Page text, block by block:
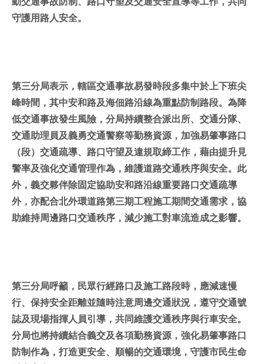
守護用路人安全。
第三分局表示，轄區交通事故易發時段多集中於上下班尖
峰時間，其中安和路及海佃路沿線為重點防制路段。為降
低交通事故發生風險，分局持續整合派出所、交通分隊、
交通助理員及義勇交通警察等勤務資源，加強易肇事路口
（段）交通疏導、路口守望及違規取締工作，藉由提升見
警率及強化交通管理作為，維護道路交通秩序與安全。此
外，義交夥伴除固定協助安和路沿線重要路口交通疏導
外，亦配合北外環道路第三期工程施工期間交通需求，協
助維持周邊路口交通秩序，減少施工對車流造成之影響。
第三分局呼籲，民眾行經路口及施工路段時，應減速慢
行、保持安全距離並隨時注意周邊交通狀況，遵守交通號
誌及現場指揮人員引導，共同維護交通秩序與行車安全。
分局也將持續結合義交及各項勤務資源，強化易肇事路口
防制作為，打造更安全、順暢的交通環境，守護市民生命